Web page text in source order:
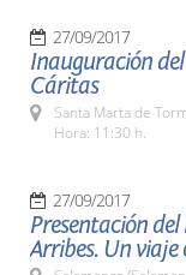
27/09/2017
Inauguración
Cáritas
Santa Marta de
Hora: 11:30 h.
27/09/2017
Presentación del
Arribes. Un viaje